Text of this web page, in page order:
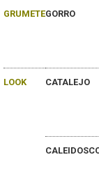
GRUMETEGORRO
LOOK CATALEJO